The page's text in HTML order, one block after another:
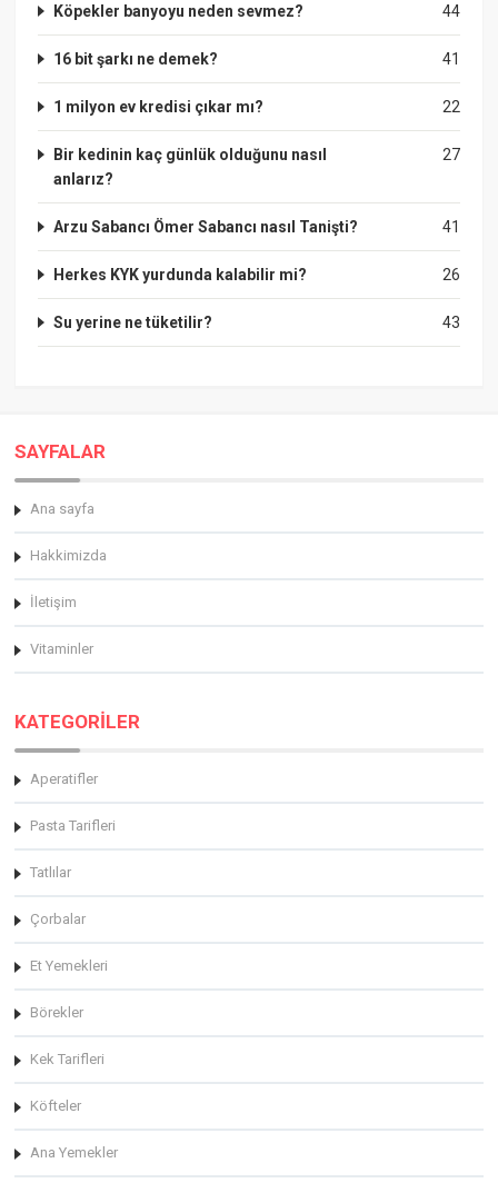
44
Köpekler banyoyu neden sevmez?
41
16 bit şarkı ne demek?
22
1 milyon ev kredisi çıkar mı?
27
Bir kedinin kaç günlük olduğunu nasıl
anlarız?
41
Arzu Sabancı Ömer Sabancı nasıl Tanişti?
26
Herkes KYK yurdunda kalabilir mi?
43
Su yerine ne tüketilir?
SAYFALAR
Ana sayfa
Hakkimizda
İletişim
Vitaminler
KATEGORİLER
Aperatifler
Pasta Tarifleri
Tatlılar
Çorbalar
Et Yemekleri
Börekler
Kek Tarifleri
Köfteler
Ana Yemekler